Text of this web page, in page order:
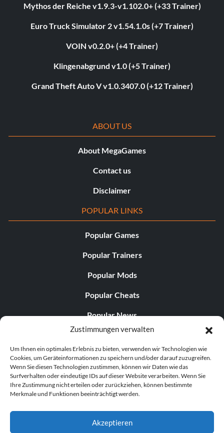
Zustimmungen verwalten
Um Ihnen ein optimales Erlebnis zu bieten, verwenden wir Technologien wie
Cookies, um Geräteinformationen zu speichern und/oder darauf zuzugreifen.
Wenn Sie diesen Technologien zustimmen, können wir Daten wie das
Surfverhalten oder eindeutige IDs auf dieser Website verarbeiten. Wenn Sie
Ihre Zustimmung nicht erteilen oder zurückziehen, können bestimmte
Merkmale und Funktionen beeinträchtigt werden.
Akzeptieren
Mythos der Reiche v1.9.3-v1.102.0+ (+33 Trainer)
Euro Truck Simulator 2 v1.54.1.0s (+7 Trainer)
VOIN v0.2.0+ (+4 Trainer)
Klingenabgrund v1.0 (+5 Trainer)
Grand Theft Auto V v1.0.3407.0 (+12 Trainer)
ABOUT US
About MegaGames
Contact us
Disclaimer
POPULAR LINKS
Popular Games
Popular Trainers
Popular Mods
Popular Cheats
Popular News
Popular Editorials
Popular Free Games
LATEST UPDATES